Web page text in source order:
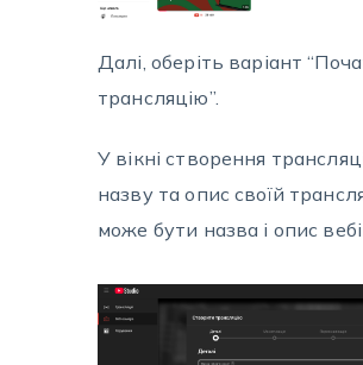
Далі, оберіть варіант
трансляцію”.
У вікні створення
назву та опис своїй
може бути назва і опис